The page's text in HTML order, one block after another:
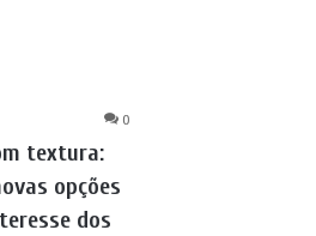
0
textura:
opções
dos